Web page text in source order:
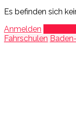
Es befinden sich
Anmelden
Fahrschulen